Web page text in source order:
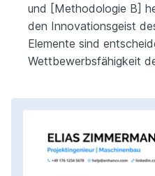
und [Methodologie B]
den Innovationsgeist
Elemente sind
Wettbewerbsfähigkeit